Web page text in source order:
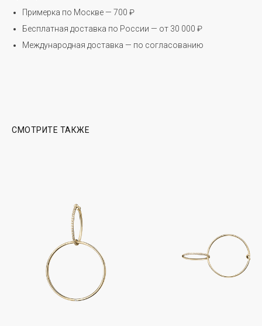
Примерка по Москве — 700 ₽
Бесплатная доставка по России — от 30 000 ₽
Международная доставка — по согласованию
СМОТРИТЕ ТАКЖЕ
ИП Трейгер Валерия Евгеньевна
Правовая информация